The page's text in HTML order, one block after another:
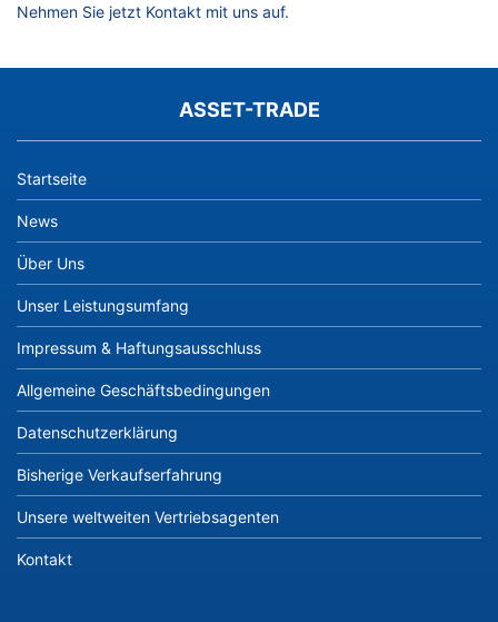
Nehmen Sie jetzt Kontakt mit uns auf.
ASSET-TRADE
Startseite
News
Über Uns
Unser Leistungsumfang
Impressum & Haftungsausschluss
Allgemeine Geschäftsbedingungen
Datenschutzerklärung
Bisherige Verkaufserfahrung
Unsere weltweiten Vertriebsagenten
Kontakt